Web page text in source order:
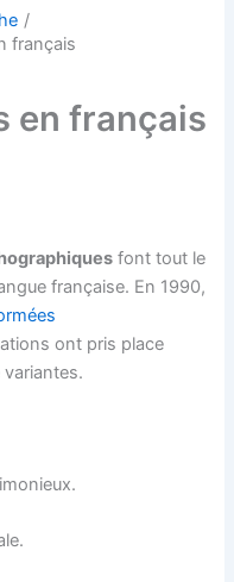
français
en français
font tout le
française. En 1990,
ont pris place